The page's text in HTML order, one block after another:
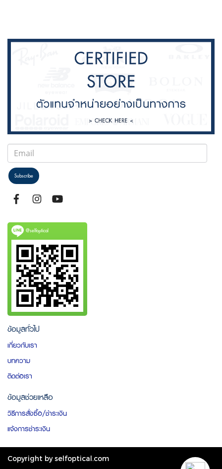
Subscribe
@selfoptical
ข้อมูลทั่วไป
เกี่ยวกับเรา
บทความ
ติดต่อเรา
ข้อมูลช่วยเหลือ
วิธีการสั่งซื้อ/ชำระเงิน
แจ้งการชำระเงิน
Copyright by selfoptical.com